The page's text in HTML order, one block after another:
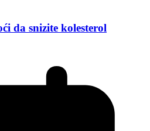
da snizite kolesterol